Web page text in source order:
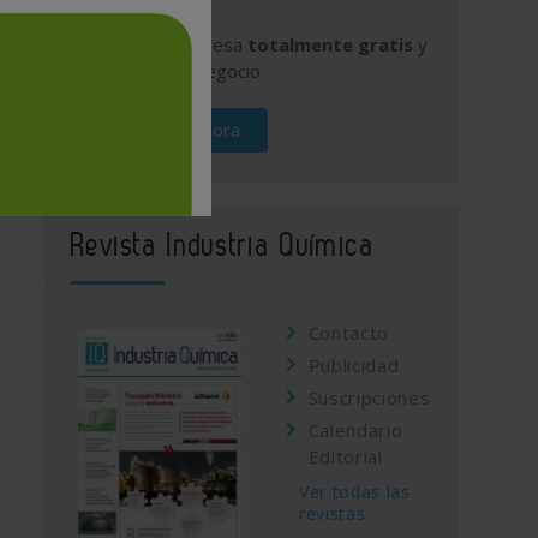
Publique su empresa totalmente gratis y
promocione su negocio
Regístrese ahora
Revista Industria Química
Contacto
Publicidad
Suscripciones
Calendario
Editorial
Ver todas las
revistas